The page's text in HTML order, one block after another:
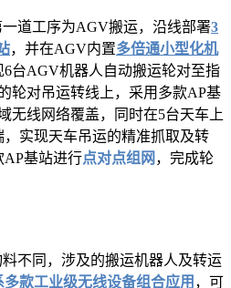
道工序为AGV搬运，沿线部署3
，并在AGV内置多倍通小型化机
台AGV机器人自动搬运轮对至指
轮对吊运转线上，采用多款AP基
无线网络覆盖，同时在5台天车上
实现天车吊运的精准抓取及转
AP基站进行点对点组网 ，完成轮
不同，涉及的搬运机器人及转运
多款工业级无线设备组合应用 ，可